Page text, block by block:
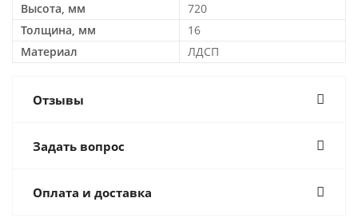
Высота, мм
720
Толщина, мм
16
Материал
ЛДСП
Отзывы
Задать вопрос
Оплата и доставка